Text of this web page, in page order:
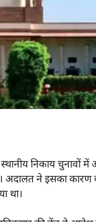
स्थानीय निकाय चुनावों
अदालत ने इसका
था।